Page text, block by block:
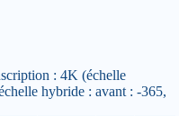
: 4K (échelle
hybride : avant : -365,